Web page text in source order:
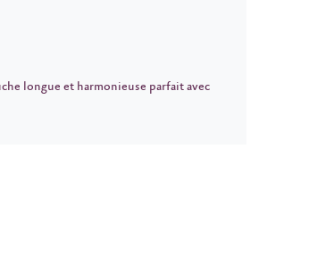
longue et harmonieuse parfait avec